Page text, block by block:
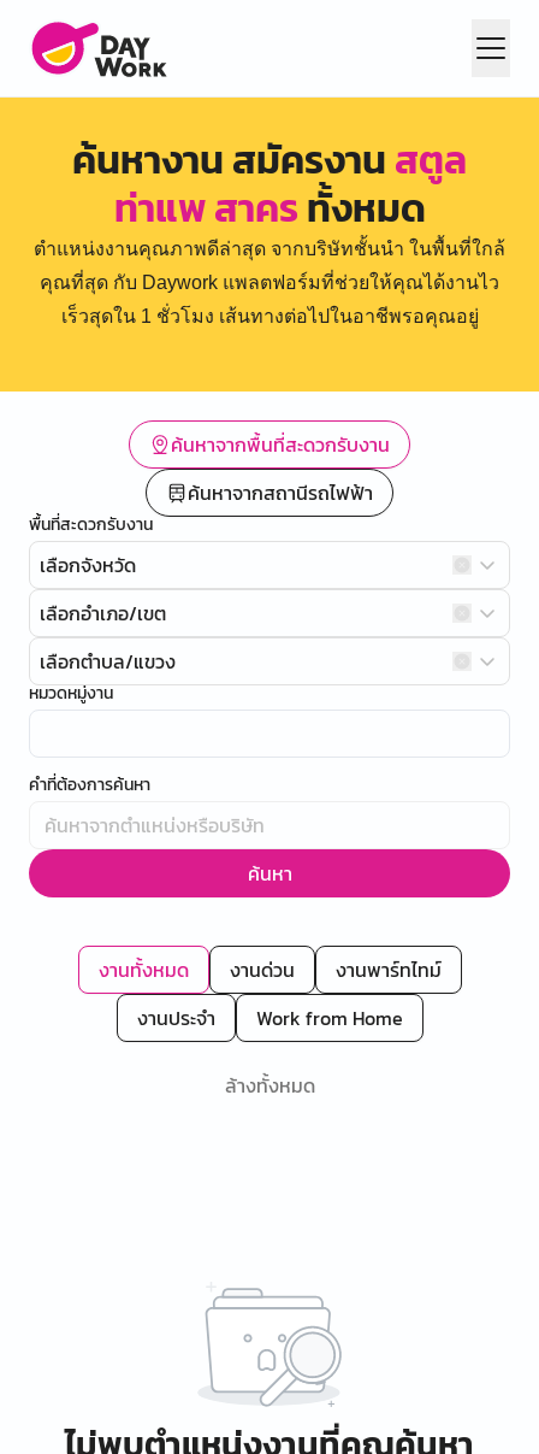
ค้นหางาน สมัครงานสตูล
ท่าแพ สาครทั้งหมด
ตำแหน่งงานคุณภาพดีล่าสุด จากบริษัทชั้นนำ ในพื้นที่ใกล้
คุณที่สุด กับ Daywork แพลตฟอร์มที่ช่วยให้คุณได้งานไว
เร็วสุดใน 1 ชั่วโมง เส้นทางต่อไปในอาชีพรอคุณอยู่
ค้นหาจากพื้นที่สะดวกรับงาน
ค้นหาจากสถานีรถไฟฟ้า
พื้นที่สะดวกรับงาน
เลือกจังหวัด
เลือกอำเภอ/เขต
เลือกตำบล/แขวง
หมวดหมู่งาน
คำที่ต้องการค้นหา
ค้นหา
งานทั้งหมด งานด่วน
งานพาร์ทไทม์
งานประจำ
Work from Home
ล้างทั้งหมด